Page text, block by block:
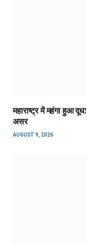
महाराष्ट्र में महंगा हुआ
असर
AUGUST 9, 2026